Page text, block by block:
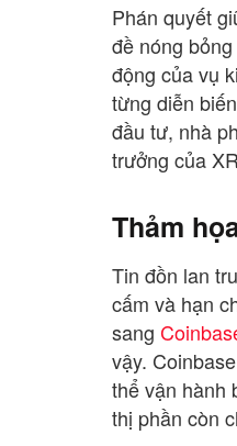
Phán quyết
đề nóng
động của vụ
từng diễn
đầu tư, nhà
trưởng của
Thảm
Tin đồn lan
cấm và hạn
sang
vậy.
thể vận hành
thị phần còn